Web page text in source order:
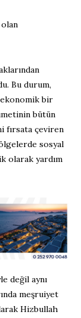
olan
Bu durum,
bir
bütün
fırsata çeviren
sosyal
olarak yardım
değil aynı
meşruiyet
Hizbullah